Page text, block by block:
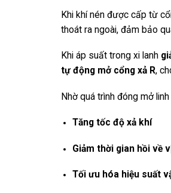
Khi khí nén được cấp từ
thoát ra ngoài, đảm bảo
Khi áp suất trong xi lanh
tự động mở cổng xả R,
Nhờ quá trình đóng mở
Tăng tốc độ xả khí
Giảm thời gian hồi về
Tối ưu hóa hiệu suất